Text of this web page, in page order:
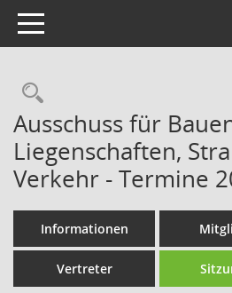
Toggle navigation
Rechercheauswahl
Ausschuss für
Liegenschaften,
Verkehr - Termine
Informationen
Vertreter